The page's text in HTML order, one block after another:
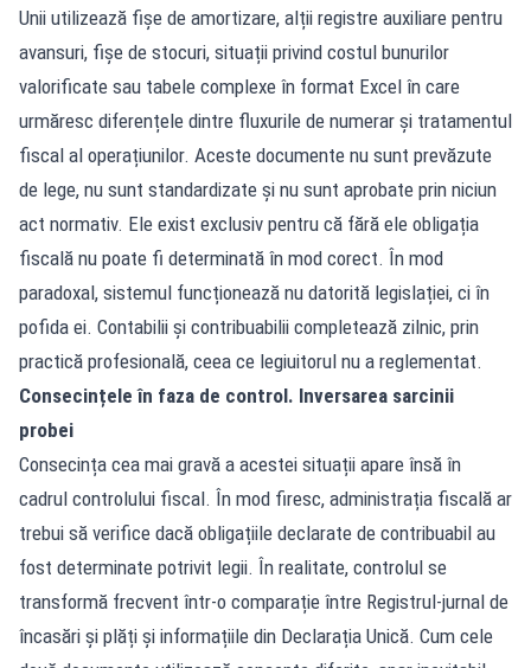
Unii utilizează fișe de amortizare, alții registre auxiliare pentru
avansuri, fișe de stocuri, situații privind costul bunurilor
valorificate sau tabele complexe în format Excel în care
urmăresc diferențele dintre fluxurile de numerar și tratamentul
fiscal al operațiunilor. Aceste documente nu sunt prevăzute
de lege, nu sunt standardizate și nu sunt aprobate prin niciun
act normativ. Ele exist exclusiv pentru că fără ele obligația
fiscală nu poate fi determinată în mod corect. În mod
paradoxal, sistemul funcționează nu datorită legislației, ci în
pofida ei. Contabilii și contribuabilii completează zilnic, prin
practică profesională, ceea ce legiuitorul nu a reglementat.
Consecințele în faza de control. Inversarea sarcinii
probei
Consecința cea mai gravă a acestei situații apare însă în
cadrul controlului fiscal. În mod firesc, administrația fiscală ar
trebui să verifice dacă obligațiile declarate de contribuabil au
fost determinate potrivit legii. În realitate, controlul se
transformă frecvent într-o comparație între Registrul-jurnal de
încasări și plăți și informațiile din Declarația Unică. Cum cele